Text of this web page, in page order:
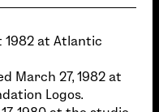
at Atlantic
March 27, 1982 at
Logos.